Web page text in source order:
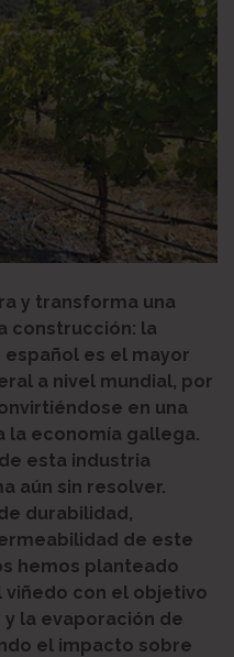
y transforma una
construcción: la
es el mayor
a nivel mundial, por
en una
la economía gallega.
esta industria
aún sin resolver.
durabilidad,
de este
hemos planteado
con el objetivo
la evaporación de
el impacto sobre